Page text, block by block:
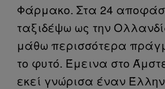
Φάρμακο. Στα 24
ταξιδέψω ως την
μάθω περισσότερα
το φυτό. Έμεινα στο
εκεί γνώρισα έναν